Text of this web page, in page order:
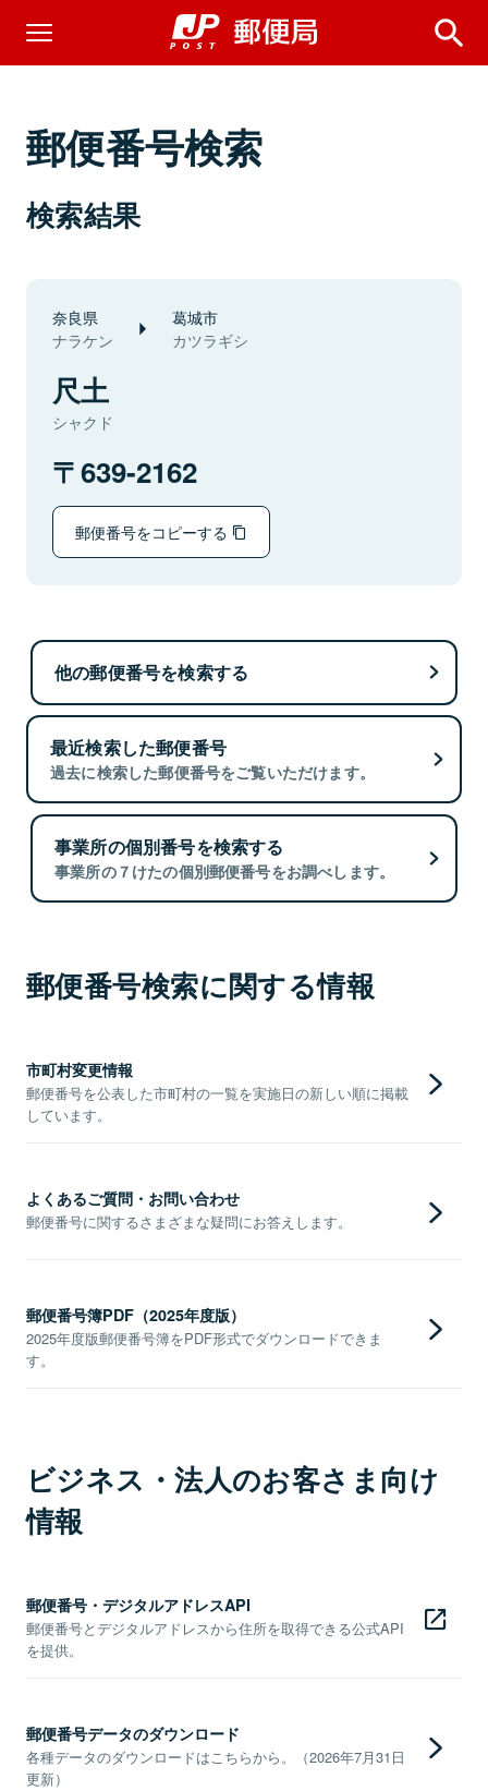
郵便番号検索
検索結果
奈良県
ナラケン
葛城市
カツラギシ
尺土
シャクド
639-2162
郵便番号をコピーする
他の郵便番号を検索する
最近検索した郵便番号
過去に検索した郵便番号をご覧いただけます。
事業所の個別番号を検索する
事業所の７けたの個別郵便番号をお調べします。
郵便番号検索に関する情報
市町村変更情報
郵便番号を公表した市町村の一覧を実施日の新しい順に掲載
しています。
よくあるご質問・お問い合わせ
郵便番号に関するさまざまな疑問にお答えします。
郵便番号簿PDF（2025年度版）
2025年度版郵便番号簿をPDF形式でダウンロードできま
す。
ビジネス・法人のお客さま向け
情報
郵便番号・デジタルアドレスAPI
郵便番号とデジタルアドレスから住所を取得できる公式API
を提供。
郵便番号データのダウンロード
各種データのダウンロードはこちらから。（2026年7月31日
更新）